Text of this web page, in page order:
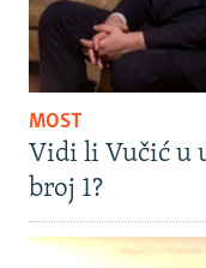
MOST
Vidi li Vučić u
broj 1?